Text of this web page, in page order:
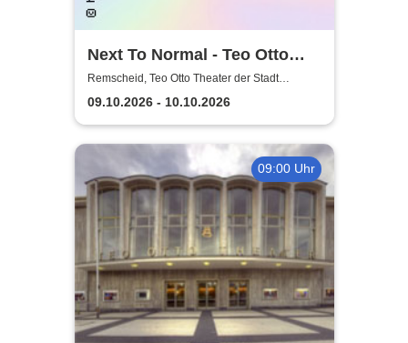
Next To Normal - Teo Otto
Theater der Stadt Remscheid
Remscheid, Teo Otto Theater der Stadt
Remscheid
09.10.2026 - 10.10.2026
09:00 Uhr